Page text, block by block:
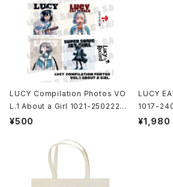
LUCY Compilation Photos VO
L.1 About a Girl 1021-25022200
1
¥500
LUCY
1017-
¥1,980